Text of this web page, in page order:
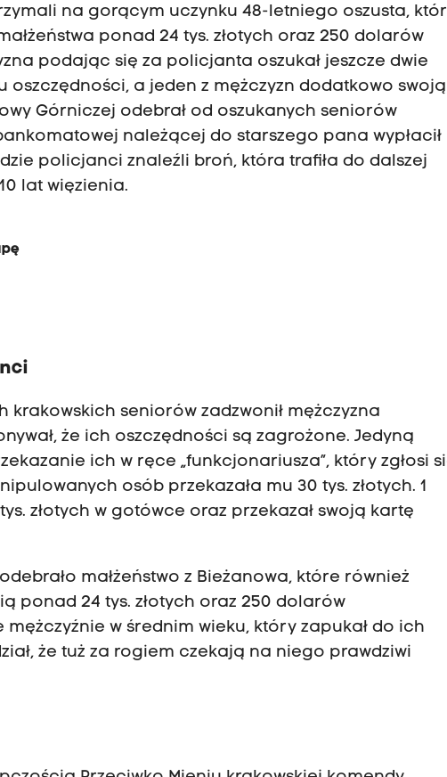
na gorącym uczynku 48-letniego oszusta,
ponad 24 tys. złotych oraz 250 dolarów
podając się za policjanta oszukał jeszcze dwie
oszczędności, a jeden z mężczyzn dodatkowo swoją
Górniczej odebrał od oszukanych seniorów
należącej do starszego pana wypłacił
policjanci znaleźli broń, która trafiła do dalszej
lat więzienia.
seniorów zadzwonił mężczyzna
że ich oszczędności są zagrożone. Jedyną
ich w ręce „funkcjonariusza”, który zgłosi
osób przekazała mu 30 tys. złotych. 1
złotych w gotówce oraz przekazał swoją kartę
małżeństwo z Bieżanowa, które również
ponad 24 tys. złotych oraz 250 dolarów
w średnim wieku, który zapukał do ich
że tuż za rogiem czekają na niego prawdziwi